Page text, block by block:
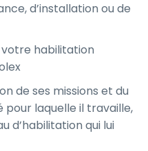
d’installation ou de
habilitation
de ses missions et du
pour laquelle il travaille,
d’habilitation qui lui